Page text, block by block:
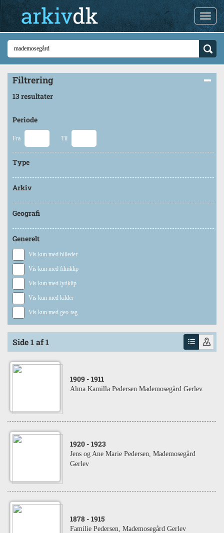
Filtrering
13 resultater
Periode
Fra Til
Type
Arkiv
Geografi
Generelt
Vis kun med billeder
Vis kun med filmklip
Vis kun med lydklip
Vis kun med kilder
Vis kun med geo-tag
Side 1 af 1
1909 - 1911
Alma Kamilla Pedersen Mademosegård Gerlev.
1920 - 1923
Jens og Ane Marie Pedersen, Mademosegård
Gerlev
1878 - 1915
Familie Pedersen, Mademosegård Gerlev